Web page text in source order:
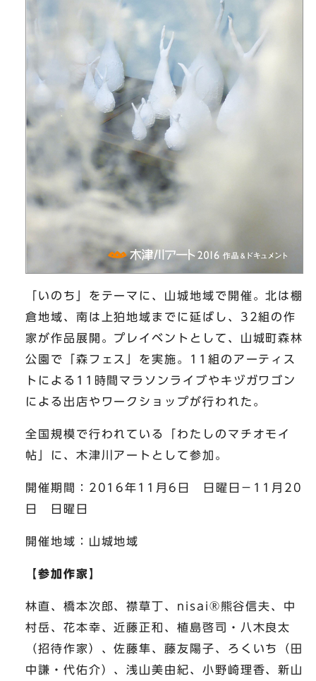
「いのち」をテーマに、山城地域で開催。北は棚
倉地域、南は上狛地域までに延ばし、32組の作
家が作品展開。プレイベントとして、山城町森林
公園で「森フェス」を実施。11組のアーティス
トによる11時間マラソンライブやキヅガワゴン
による出店やワークショップが行われた。
全国規模で行われている「わたしのマチオモイ
帖」に、木津川アートとして参加。
開催期間：2016年11月6日 日曜日－11月20
日 日曜日
開催地域：山城地域
【参加作家】
林直、橋本次郎、襟草丁、nisai®熊谷信夫、中
村岳、花本幸、近藤正和、植島啓司・八木良太
（招待作家）、佐藤隼、藤友陽子、ろくいち（田
中謙・代佑介）、浅山美由紀、小野崎理香、新山